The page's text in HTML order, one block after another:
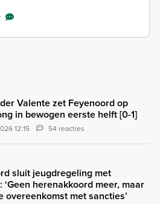
Valente zet Feyenoord op
in bewogen eerste helft [0-1]
12:15 54 reacties
sluit jeugdregeling met
‘Geen herenakkoord meer, maar
overeenkomst met sancties’